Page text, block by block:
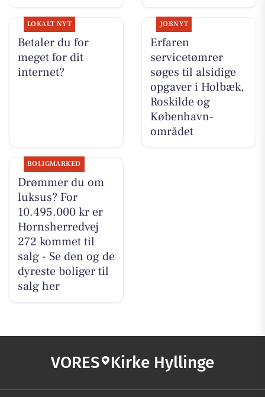
LOKALT NYT
Betaler du for
meget for dit
internet?
JOBNYT
Erfaren
servicetømrer
søges til alsidige
opgaver i Holbæk,
Roskilde og
København-
området
BOLIGMARKED
Drømmer du om
luksus? For
10.495.000 kr er
Hornsherredvej
272 kommet til
salg - Se den og de
dyreste boliger til
salg her
VORES Kirke Hyllinge